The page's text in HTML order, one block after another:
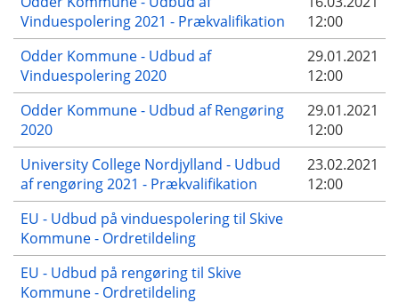
Vinduespolering 2021 - Prækvalifikation
12:00
Odder Kommune - Udbud af
Vinduespolering 2020
29.01.2021
12:00
Odder Kommune - Udbud af Rengøring
2020
29.01.2021
12:00
University College Nordjylland - Udbud
af rengøring 2021 - Prækvalifikation
23.02.2021
12:00
EU - Udbud på vinduespolering til Skive
Kommune - Ordretildeling
EU - Udbud på rengøring til Skive
Kommune - Ordretildeling